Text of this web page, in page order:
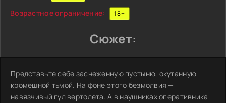
Возрастное ограничение: 18+
Сюжет:
Представьте себе заснеженную пустыню, окутанную
кромешной тьмой. На фоне этого безмолвия —
навязчивый гул вертолета. А в наушниках оперативника